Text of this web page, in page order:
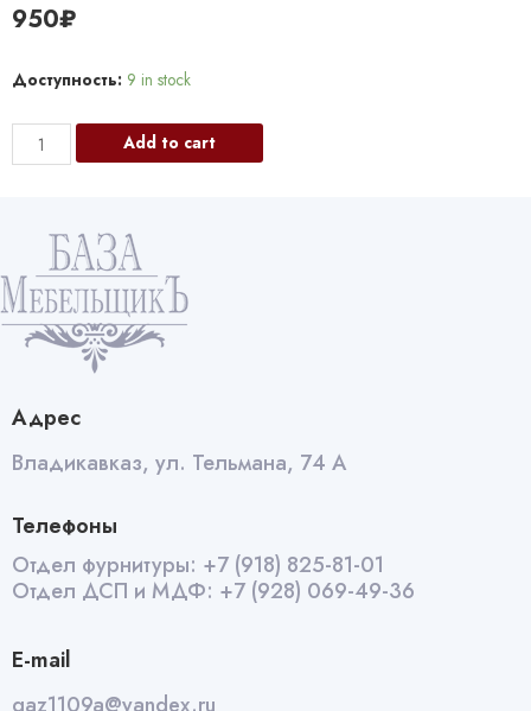
950₽
Доступность: 9 in stock
10122
Цоколь
quantity
Add to cart
Адрес
Владикавказ, ул. Тельмана, 74 А
Телефоны
Отдел фурнитуры: +7 (918) 825-81-01
Отдел ДСП и МДФ: +7 (928) 069-49-36
E-mail